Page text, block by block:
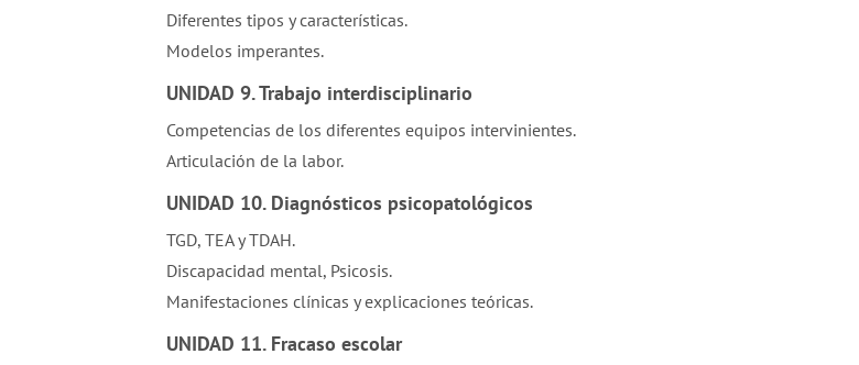
Diferentes tipos y características.
Modelos imperantes.
UNIDAD 9. Trabajo interdisciplinario
Competencias de los diferentes equipos intervinientes.
Articulación de la labor.
UNIDAD 10. Diagnósticos psicopatológicos
TGD, TEA y TDAH.
Discapacidad mental, Psicosis.
Manifestaciones clínicas y explicaciones teóricas.
UNIDAD 11. Fracaso escolar